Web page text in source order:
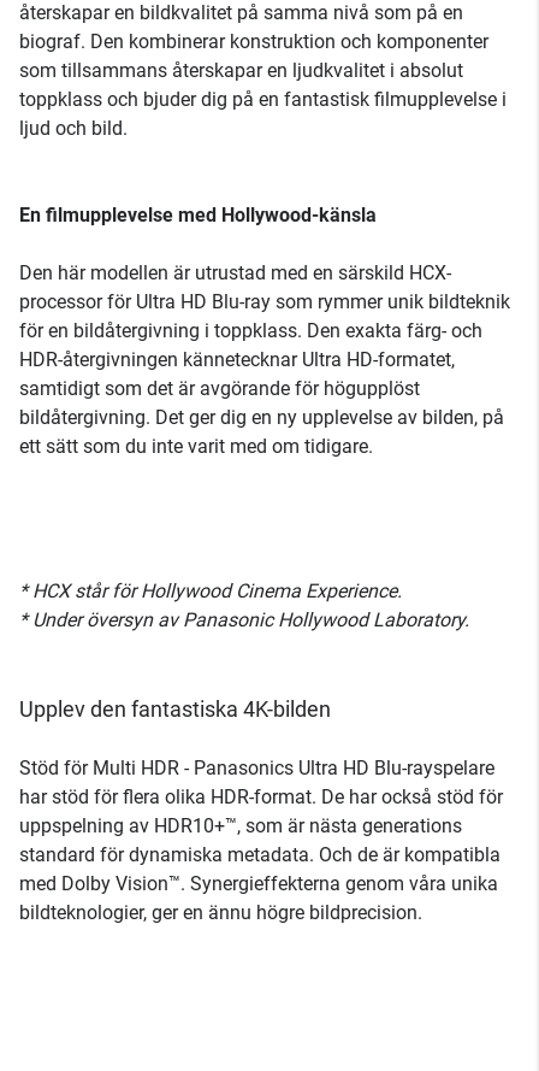
återskapar en bildkvalitet på samma nivå som på en
biograf. Den kombinerar konstruktion och komponenter
som tillsammans återskapar en ljudkvalitet i absolut
toppklass och bjuder dig på en fantastisk filmupplevelse i
ljud och bild.
En filmupplevelse med Hollywood-känsla
Den här modellen är utrustad med en särskild HCX-
processor för Ultra HD Blu-ray som rymmer unik bildteknik
för en bildåtergivning i toppklass. Den exakta färg- och
HDR-återgivningen kännetecknar Ultra HD-formatet,
samtidigt som det är avgörande för högupplöst
bildåtergivning. Det ger dig en ny upplevelse av bilden, på
ett sätt som du inte varit med om tidigare.
* HCX står för Hollywood Cinema Experience.
* Under översyn av Panasonic Hollywood Laboratory.
Upplev den fantastiska 4K-bilden
Stöd för Multi HDR - Panasonics Ultra HD Blu-rayspelare
har stöd för flera olika HDR-format. De har också stöd för
uppspelning av HDR10+™, som är nästa generations
standard för dynamiska metadata. Och de är kompatibla
med Dolby Vision™. Synergieffekterna genom våra unika
bildteknologier, ger en ännu högre bildprecision.